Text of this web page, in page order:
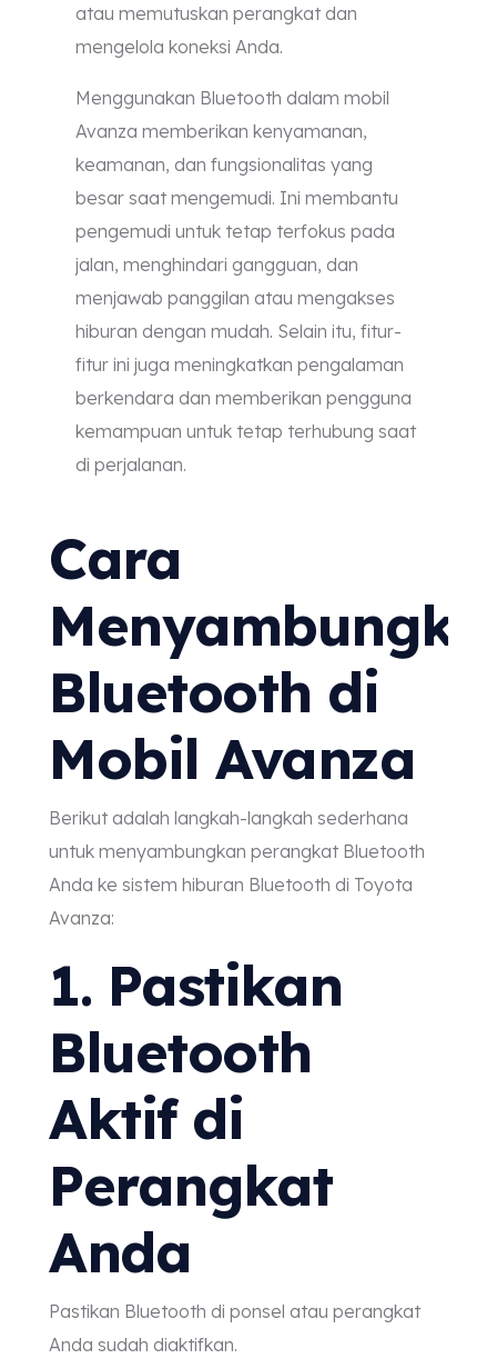
atau memutuskan perangkat dan
mengelola koneksi Anda.
Menggunakan Bluetooth dalam mobil
Avanza memberikan kenyamanan,
keamanan, dan fungsionalitas yang
besar saat mengemudi. Ini membantu
pengemudi untuk tetap terfokus pada
jalan, menghindari gangguan, dan
menjawab panggilan atau mengakses
hiburan dengan mudah. Selain itu, fitur-
fitur ini juga meningkatkan pengalaman
berkendara dan memberikan pengguna
kemampuan untuk tetap terhubung saat
di perjalanan.
Cara
Bluetooth di
Mobil Avanza
Berikut adalah langkah-langkah sederhana
untuk menyambungkan perangkat Bluetooth
Anda ke sistem hiburan Bluetooth di Toyota
Avanza:
1. Pastikan
Bluetooth
Aktif di
Perangkat
Anda
Pastikan Bluetooth di ponsel atau perangkat
Anda sudah diaktifkan.